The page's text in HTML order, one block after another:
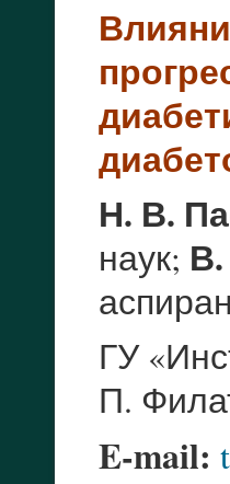
Н. В.
наук;
ГУ
П.
E-mail: